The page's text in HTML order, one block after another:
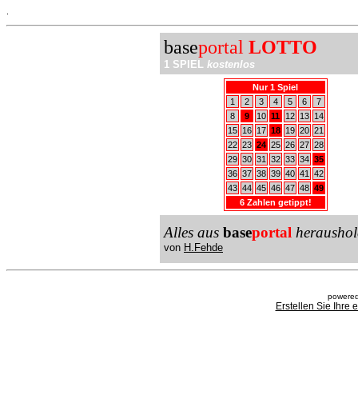
baseportal LOTTO
1 SPIEL kostenlos
Nur 1 Spiel
1
2 3 4 5 6
7
8
9 10 11 12 13
14
15
16 17 18 19 20 21
22 23 24 25 26 27 28
29 30 31 32 33 34 35
36 37 38 39 40 41
42
43 44 45 46 47 48 49
6 Zahlen getippt!
Alles aus baseportal
von H.Fehde
Erstellen Sie Ihre